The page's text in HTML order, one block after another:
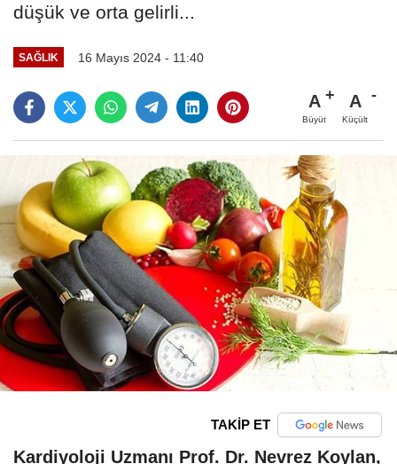
düşük ve orta gelirli...
SAĞLIK 16 Mayıs 2024 - 11:40
A
Büyüt
A
Küçült
TAKİP ET
Kardiyoloji Uzmanı Prof. Dr. Nevrez Koylan,